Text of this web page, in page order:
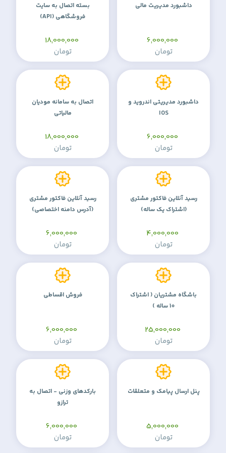
داشبورد مدیریت مالی
تومان
بسته اتصال به سایت
فروشگاهی (API)
تومان
داشبورد مدیریتی اندروید و
IOS
تومان
اتصال به سامانه مودیان
مالیاتی
تومان
رسید آنلاین فاکتور مشتری
(اشتراک یک ساله)
تومان
رسید آنلاین فاکتور مشتری
(آدرس دامنه اختصاصی)
تومان
باشگاه مشتریان ( اشتراک
10 ساله )
تومان
فروش اقساطی
تومان
پنل ارسال پیامک و متعلقات
تومان
بارکدهای وزنی - اتصال به
ترازو
تومان